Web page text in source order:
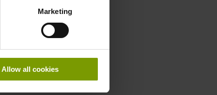
Marketing
Allow all cookies